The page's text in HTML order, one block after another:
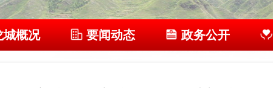
城概况 要闻动态 政务公开